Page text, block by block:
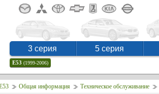
3 серия 5 серия
E53 (1999-2006)
Общая информация Техническое обслуживание